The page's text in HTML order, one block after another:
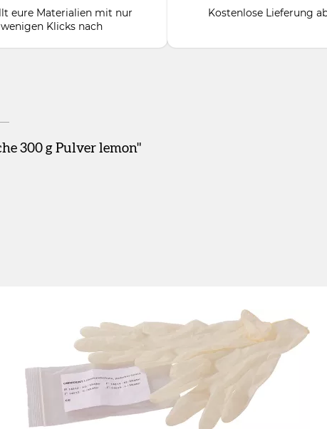
eure Materialien mit nur
wenigen Klicks nach
Kostenlose Lieferung
300 g Pulver lemon"